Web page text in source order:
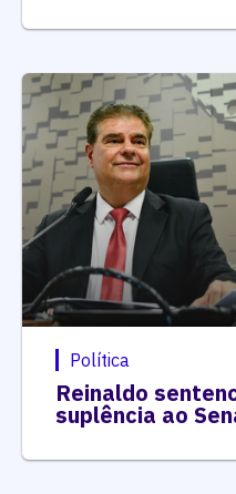
Política
Reinaldo
suplência ao